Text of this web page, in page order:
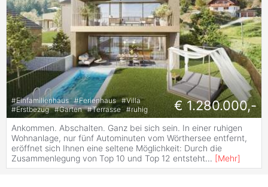
#Einfamilienhaus #Ferienhaus #Villa
#Erstbezug #Garten #Terrasse #ruhig € 1.280.000,-
Ankommen. Abschalten. Ganz bei sich sein. In einer ruhigen
Wohnanlage, nur fünf Autominuten vom Wörthersee entfernt,
eröffnet sich Ihnen eine seltene Möglichkeit: Durch die
Zusammenlegung von Top 10 und Top 12 entsteht... [Mehr]